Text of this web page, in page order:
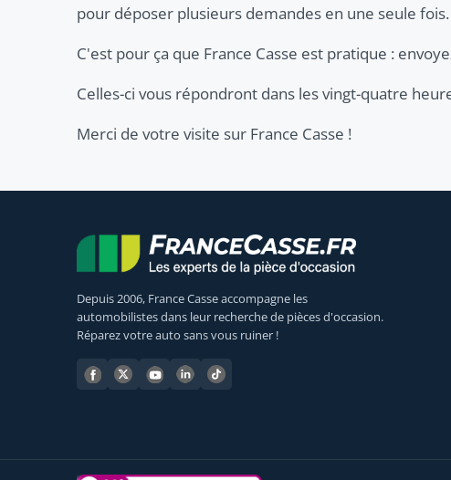
pour déposer plusieurs demandes en une seule fois.
C'est pour ça que France Casse est pratique :
Celles-ci vous répondront dans les vingt-quatre
Merci de votre visite sur France Casse !
Depuis 2006, France Casse accompagne les
automobilistes dans leur recherche de pièces d'occasion.
Réparez votre auto sans vous ruiner !